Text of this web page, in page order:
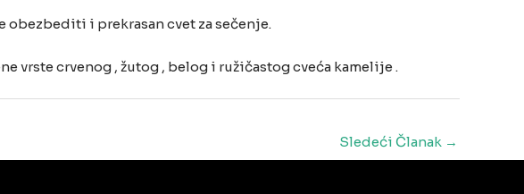
obezbediti i prekrasan cvet za sečenje.
crvenog , žutog , belog i ružičastog cveća kamelije .
Sledeći Članak →